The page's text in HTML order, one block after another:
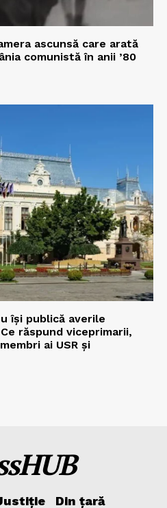
ascunsă care arată
comunistă în anii ’80
își publică averile
răspund viceprimarii,
ai USR și
Din țară